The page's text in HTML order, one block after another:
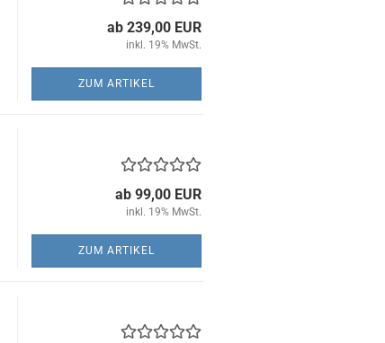
ab 239,00 EUR
inkl. 19% MwSt.
ZUM ARTIKEL
ab 99,00 EUR
inkl. 19% MwSt.
ZUM ARTIKEL